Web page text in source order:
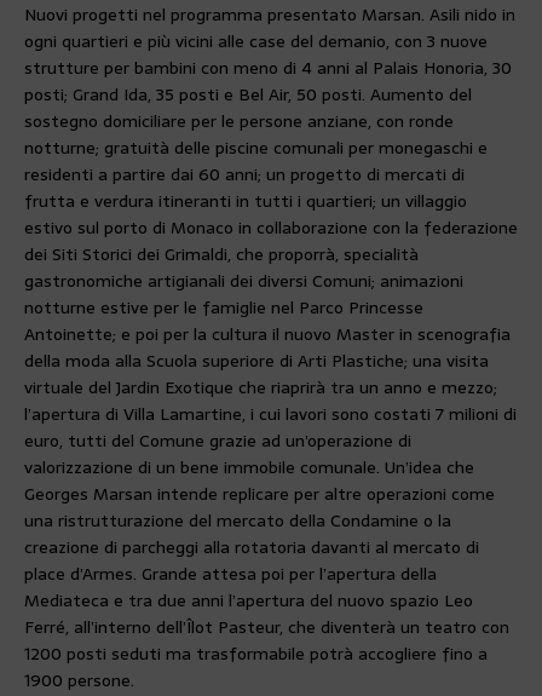
Nuovi progetti nel programma presentato Marsan. Asili nido in
ogni quartieri e più vicini alle case del demanio, con 3 nuove
strutture per bambini con meno di 4 anni al Palais Honoria, 30
posti; Grand Ida, 35 posti e Bel Air, 50 posti. Aumento del
sostegno domiciliare per le persone anziane, con ronde
notturne; gratuità delle piscine comunali per monegaschi e
residenti a partire dai 60 anni; un progetto di mercati di
frutta e verdura itineranti in tutti i quartieri; un villaggio
estivo sul porto di Monaco in collaborazione con la federazione
dei Siti Storici dei Grimaldi, che proporrà, specialità
gastronomiche artigianali dei diversi Comuni; animazioni
notturne estive per le famiglie nel Parco Princesse
Antoinette; e poi per la cultura il nuovo Master in scenografia
della moda alla Scuola superiore di Arti Plastiche; una visita
virtuale del Jardin Exotique che riaprirà tra un anno e mezzo;
l’apertura di Villa Lamartine, i cui lavori sono costati 7 milioni di
euro, tutti del Comune grazie ad un’operazione di
valorizzazione di un bene immobile comunale. Un’idea che
Georges Marsan intende replicare per altre operazioni come
una ristrutturazione del mercato della Condamine o la
creazione di parcheggi alla rotatoria davanti al mercato di
place d’Armes. Grande attesa poi per l’apertura della
Mediateca e tra due anni l’apertura del nuovo spazio Leo
Ferré, all’interno dell’Îlot Pasteur, che diventerà un teatro con
1200 posti seduti ma trasformabile potrà accogliere fino a
1900 persone.